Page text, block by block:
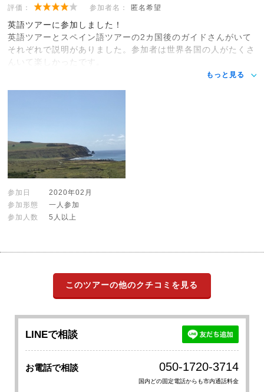
評価： 参加者名： 匿名希望
英語ツアーに参加しました！
英語ツアーとスペイン語ツアーの2カ国後のガイドさんがいて
それぞれで説明がありました。参加者は世界各国の人がたくさ
んいて楽しかったです。
もっと見る
参加日
2020年02月
参加形態
一人参加
参加人数
5人以上
このツアーの他のクチコミを見る
LINEで相談
お電話で相談 050-1720-3714
国内どの固定電話からも市内通話料金